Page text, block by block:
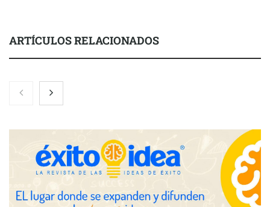
ARTÍCULOS RELACIONADOS
Nicols presenta seis modelos de anillos de compromiso para el
eclipse solar del 12 de agosto
Zoomex mejora su Strategy Center con herramientas
avanzadas para trading estratégico
COMPALISS de LYSOTRIC: cuando un solo producto multiplica
las posibilidades del salón profesional